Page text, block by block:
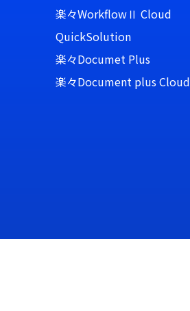
楽々WorkflowⅡ Cloud
QuickSolution
楽々Documet Plus
楽々Document plus Cloud